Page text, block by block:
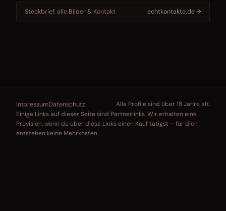
Steckbrief, alle Bilder & Kontakt echtkontakte.de →
ImpressumDatenschutz
Alle Profile sind über 18 Jahre alt.
Einige Links auf dieser Seite sind Partnerlinks. Wir erhalten eine
Provision, wenn du über diese Links einen Kauf tätigst – für dich
entstehen keine Mehrkosten.